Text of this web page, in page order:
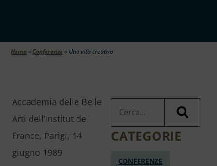
Home » Conferenze » Una vita creativa
Accademia delle Belle
Arti dell’Institut de
France, Parigi, 14
giugno 1989
CATEGORIE
CONFERENZE